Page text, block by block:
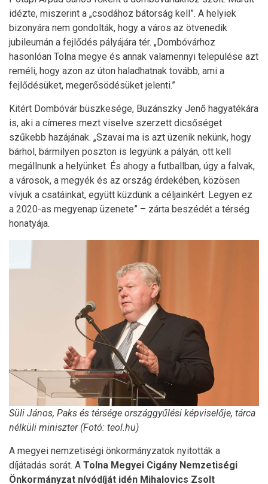
idézte, miszerint a „csodához bátorság kell”. A helyiek
bizonyára nem gondolták, hogy a város az ötvenedik
jubileumán a fejlődés pályájára tér. „Dombóvárhoz
hasonlóan Tolna megye és annak valamennyi települése azt
reméli, hogy azon az úton haladhatnak tovább, ami a
fejlődésüket, megerősödésüket jelenti.”
Kitért Dombóvár büszkesége, Buzánszky Jenő hagyatékára
is, aki a címeres mezt viselve szerzett dicsőséget
szűkebb hazájának. „Szavai ma is azt üzenik nekünk, hogy
bárhol, bármilyen poszton is legyünk a pályán, ott kell
megállnunk a helyünket. És ahogy a futballban, úgy a falvak,
a városok, a megyék és az ország érdekében, közösen
vívjuk a csatáinkat, együtt küzdünk a céljainkért. Legyen ez
a 2020-as megyenap üzenete” – zárta beszédét a térség
honatyája.
Süli János, Paks és térsége országgyűlési képviselője, tárca
nélküli miniszter (Fotó: teol.hu)
A megyei nemzetiségi önkormányzatok nyitották a
díjátadás sorát. A Tolna Megyei Cigány Nemzetiségi
Önkormányzat nívódíját idén Mihalovics Zsolt